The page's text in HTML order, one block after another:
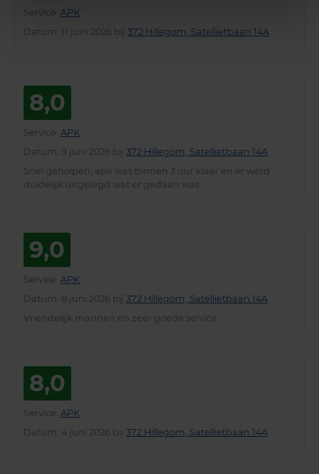
Service APK
Datum : 11 juni 2026 bij 372 Hillegom, Satellietbaan 14A
8,0
Service APK
Datum : 9 juni 2026 bij 372 Hillegom, Satellietbaan 14A
Snel geholpen, apk was binnen 3 uur klaar en er werd
duidelijk uitgelegd wat er gedaan was.
9,0
Service APK
Datum : 8 juni 2026 bij 372 Hillegom, Satellietbaan 14A
Vriendelijk mannen en zeer goede service
8,0
Service APK
Datum : 4 juni 2026 bij 372 Hillegom, Satellietbaan 14A